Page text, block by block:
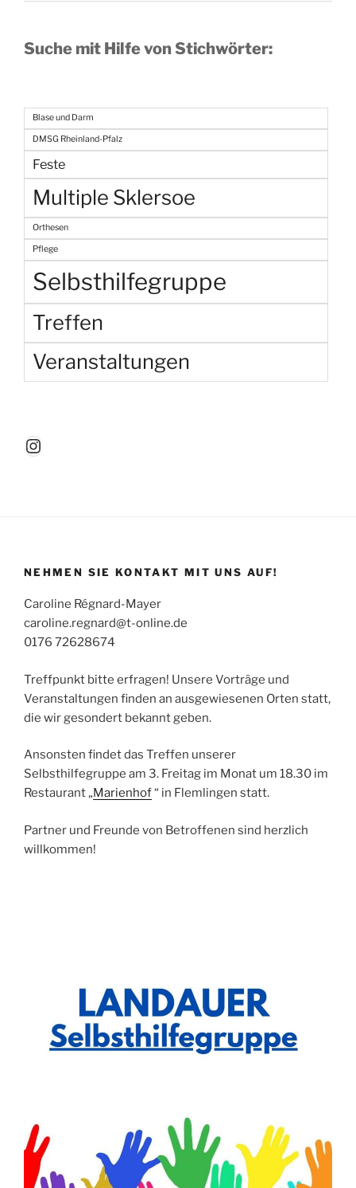
Suche mit Hilfe von Stichwörter:
Blase und Darm
DMSG Rheinland-Pfalz
Feste
Multiple Sklersoe
Orthesen
Pflege
Selbsthilfegruppe
Treffen
Veranstaltungen
Instagram
NEHMEN SIE KONTAKT MIT UNS AUF!
Caroline Régnard-Mayer
caroline.regnard@t-online.de
0176 72628674
Treffpunkt bitte erfragen! Unsere Vorträge und
Veranstaltungen finden an ausgewiesenen Orten statt,
die wir gesondert bekannt geben.
Ansonsten findet das Treffen unserer
Selbsthilfegruppe am 3. Freitag im Monat um 18.30 im
Restaurant „Marienhof“ in Flemlingen statt.
Partner und Freunde von Betroffenen sind herzlich
willkommen!